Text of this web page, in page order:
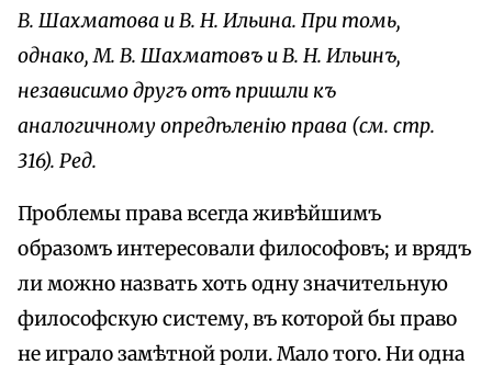
В. Шахматова и В. Н. Ильина. При томь,
однако, М. В. Шахматовъ и В. Н. Ильинъ,
независимо другъ отъ пришли къ
аналогичному опредѣленію права (см. стр.
316). Ред.
Проблемы права всегда живѣйшимъ
образомъ интересовали философовъ; и врядъ
ли можно назвать хоть одну значительную
философскую систему, въ которой бы право
не играло замѣтной роли. Мало того. Ни одна